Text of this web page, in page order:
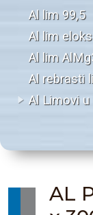
Al lim 99,5
Al lim
Al lim
Al rebrasti
Al Limovi u
AL